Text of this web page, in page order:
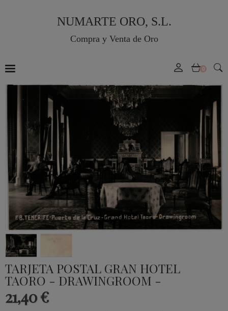
NUMARTE ORO, S.L.
Compra y Venta de Oro
0
TARJETA POSTAL GRAN HOTEL
TAORO - DRAWINGROOM -
21,40 €